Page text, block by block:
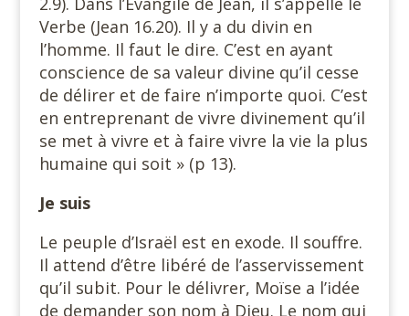
Verbe (Jean 16.20). Il y a du divin en
l’homme. Il faut le dire. C’est en ayant
conscience de sa valeur divine qu’il cesse
de délirer et de faire n’importe quoi. C’est
en entreprenant de vivre divinement qu’il
se met à vivre et à faire vivre la vie la plus
humaine qui soit » (p 13).
Je suis
Le peuple d’Israël est en exode. Il souffre.
Il attend d’être libéré de l’asservissement
qu’il subit. Pour le délivrer, Moïse a l’idée
de demander son nom à Dieu. Le nom qui